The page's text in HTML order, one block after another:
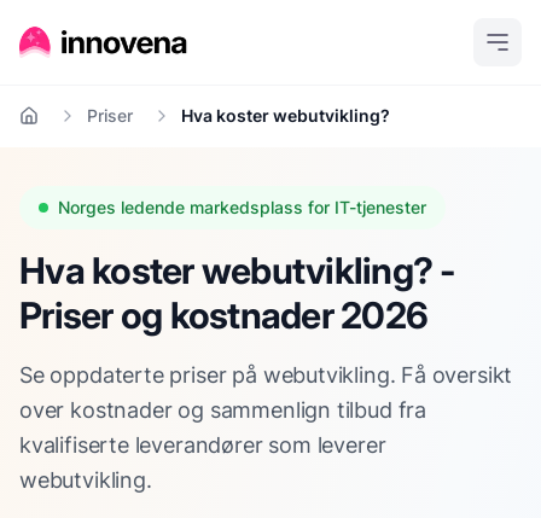
Hjem Priser Hva koster webutvikling?
Norges ledende markedsplass for IT-tjenester
Hva koster webutvikling? -
Priser og kostnader 2026
Se oppdaterte priser på webutvikling. Få oversikt
over kostnader og sammenlign tilbud fra
kvalifiserte leverandører som leverer
webutvikling.